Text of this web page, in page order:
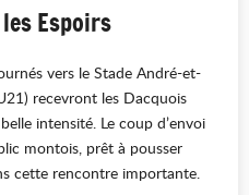
Espoirs
vers le Stade André-et-
recevront les Dacquois
intensité. Le coup d’envoi
montois, prêt à pousser
cette rencontre importante.